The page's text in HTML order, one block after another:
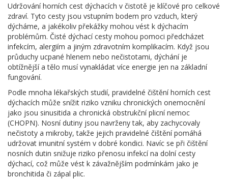
Udržování horních cest dýchacích v čistotě je klíčové pro celkové
zdraví. Tyto cesty jsou vstupním bodem pro vzduch, který
dýcháme, a jakékoliv překážky mohou vést k dýchacím
problémům. Čisté dýchací cesty mohou pomoci předcházet
infekcím, alergiím a jiným zdravotním komplikacím. Když jsou
průduchy ucpané hlenem nebo nečistotami, dýchání je
obtížnější a tělo musí vynakládat více energie jen na základní
fungování.
Podle mnoha lékařských studií, pravidelné čištění horních cest
dýchacích může snížit riziko vzniku chronických onemocnění
jako jsou sinusitida a chronická obstrukční plicní nemoc
(CHOPN). Nosní dutiny jsou navrženy tak, aby zachycovaly
nečistoty a mikroby, takže jejich pravidelné čištění pomáhá
udržovat imunitní systém v dobré kondici. Navíc se při čištění
nosních dutin snižuje riziko přenosu infekcí na dolní cesty
dýchací, což může vést k závažnějším podmínkám jako je
bronchitida či zápal plic.